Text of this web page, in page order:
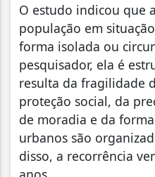
O estudo indicou que
população em
forma isolada ou
pesquisador, ela é
resulta da fragilidade
proteção social, da
de moradia e da
urbanos são
disso, a recorrência